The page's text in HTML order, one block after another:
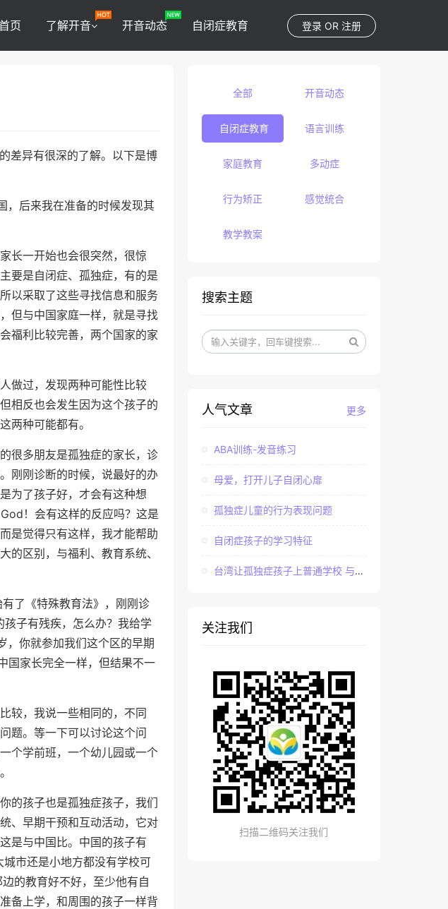
登录 OR 注册
页 了解开音 开音动态 自闭症教育
异有很深的了解。以下是博
后来我在准备的时候发现其
长一开始也会很突然，很惊
要是自闭症、孤独症，有的是
以采取了这些寻找信息和服务
但与中国家庭一样，就是寻找
福利比较完善，两个国家的家
做过，发现两种可能性比较
相反也会发生因为这个孩子的
两种可能都有。
很多朋友是孤独症的家长，诊
刚刚诊断的时候，说最好的办
为了孩子好，才会有这种想
！会有这样的反应吗？这是
是觉得只有这样，我才能帮助
的区别，与福利、教育系统、
了《特殊教育法》，刚刚诊
子有残疾，怎么办？我给学
，你就参加我们这个区的早期
国家长完全一样，但结果不一
较，我说一些相同的，不同
题。等一下可以讨论这个问
个学前班，一个幼儿园或一个
的孩子也是孤独症孩子，我们
、早期干预和互动活动，它对
是与中国比。中国的孩子有
市还是小地方都没有学校可
的教育好不好，至少他有自
备上学，和周围的孩子一样背
全部 开音动态
自闭症教育 语言训练
家庭教育 多动症
行为矫正 感觉统合
教学教案
搜索主题
更多
人气文章
ABA训练-发音练习
母爱，打开儿子自闭心扉
孤独症儿童的行为表现问题
自闭症孩子的学习特征
台湾让孤独症孩子上普通学校 与社会“融合”
关注我们
扫描二维码关注我们